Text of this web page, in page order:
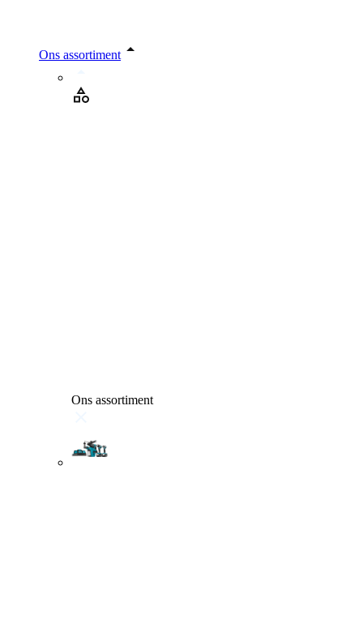
Ons assortiment
Ons assortiment